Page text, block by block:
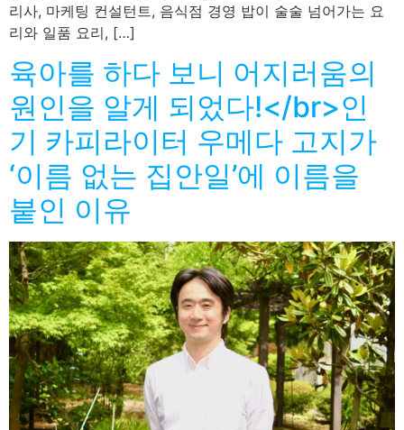
리사, 마케팅 컨설턴트, 음식점 경영 밥이 술술 넘어가는 요
리와 일품 요리, […]
육아를 하다 보니 어지러움의
원인을 알게 되었다!</br>인
기 카피라이터 우메다 고지가
‘이름 없는 집안일’에 이름을
붙인 이유